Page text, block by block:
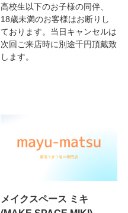
高校生以下のお子様の同伴、
18歳未満のお客様はお断りし
ております。当日キャンセルは
次回ご来店時に別途千円頂戴致
します。
メイクスペース ミキ